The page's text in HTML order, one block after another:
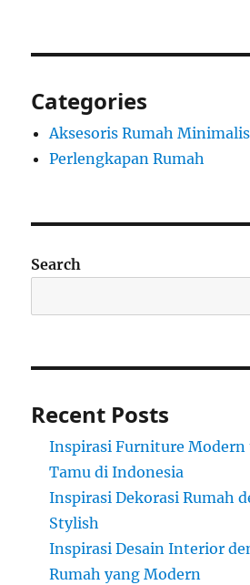
Categories
Aksesoris Rumah Minimalis
Perlengkapan Rumah
Search
Recent Posts
Inspirasi Furniture Modern
Tamu di Indonesia
Inspirasi Dekorasi Rumah
Stylish
Inspirasi Desain Interior
Rumah yang Modern